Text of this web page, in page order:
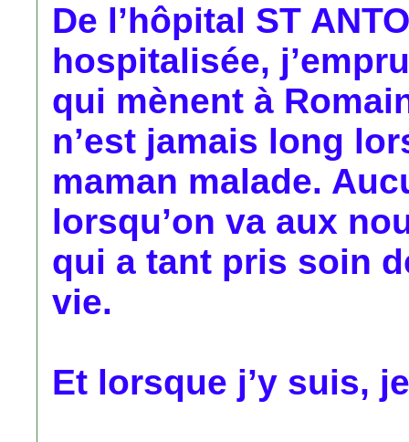
De l’hôpital ST
hospitalisée,
qui mènent à
n’est jamais long
maman malade.
lorsqu’on va aux
qui a tant pris soin
vie.
Et lorsque j’y suis,